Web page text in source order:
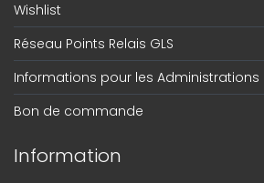
Wishlist
Réseau Points Relais GLS
Informations pour les Administrations
Bon de commande
Information